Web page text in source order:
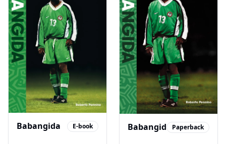
Babangida E-book Babangida Paperback